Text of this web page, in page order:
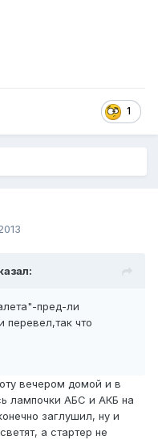
1
пред-ли
перевел,так что
вечером домой и в
лампочки АБС и АКБ на
заглушил, ну и
а стартер не